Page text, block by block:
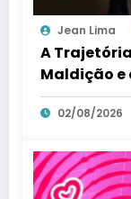
Jean Lima
A
Maldição e
02/08/2026